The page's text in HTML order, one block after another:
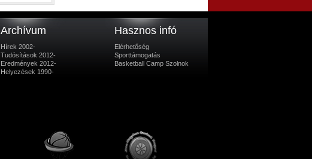
Archívum
Hírek 2002-
Tudósítások 2012-
Eredmények 2012-
Helyezések 1990-
Hasznos infó
Elérhetőség
Sporttámogatás
Basketball Camp Szolnok